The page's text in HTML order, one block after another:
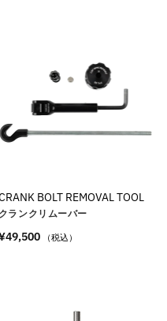
BOLT REMOVAL TOOL
クランクリムーバー
49,500 （税込）